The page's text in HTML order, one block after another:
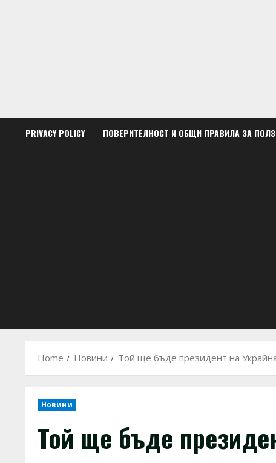
PRIVACY POLICY ПОВЕРИТЕЛНОСТ И ОБЩИ ПРАВИЛА ЗА
Home Новини Той ще бъде президент на
Новини
Той ще бъде